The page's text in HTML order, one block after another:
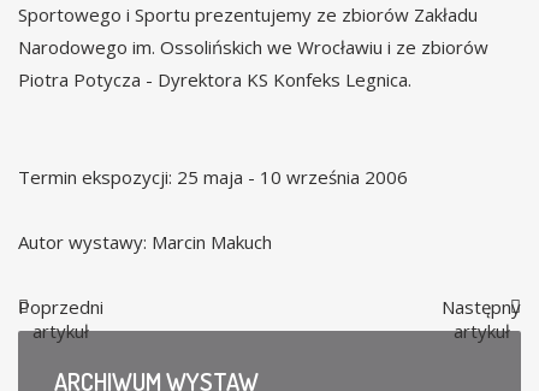
Sportowego i Sportu prezentujemy ze zbiorów Zakładu
Narodowego im. Ossolińskich we Wrocławiu i ze zbiorów
Piotra Potycza - Dyrektora KS Konfeks Legnica.
Termin ekspozycji: 25 maja - 10 września 2006
Autor wystawy: Marcin Makuch
Poprzedni
artykuł
Następny
artykuł
ARCHIWUMWYSTAW